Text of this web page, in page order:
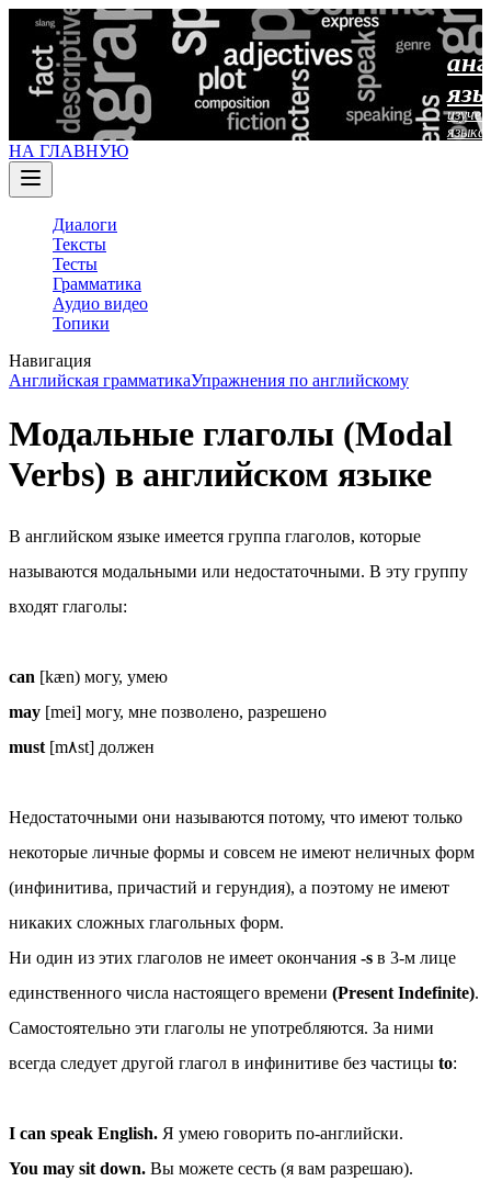
языка
НА ГЛАВНУЮ
Диалоги
Тексты
Тесты
Грамматика
Аудио видео
Топики
Навигация
Английская грамматикаУпражнения по английскому
Модальные глаголы (Modal
Verbs) в английском языке
В английском языке имеется группа глаголов, которые
называются модальными или недостаточными. В эту группу
входят глаголы:
can [kæn) могу, умею
may [mei] могу, мне позволено, разрешено
must
[m٨st] должен
Недостаточными они называются потому, что имеют только
некоторые личные формы и совсем не имеют неличных форм
(инфинитива, причастий и герундия), а поэтому не имеют
никаких сложных глагольных форм.
Ни один из этих глаголов не имеет окончания -s в 3-м лице
единственного числа настоящего времени (Present Indefinite).
Самостоятельно эти глаголы не употребляются. За ними
всегда следует другой глагол в инфинитиве без частицы to:
I can speak English. Я умею говорить по-английски.
You may sit down. Вы можете сесть (я вам разрешаю).